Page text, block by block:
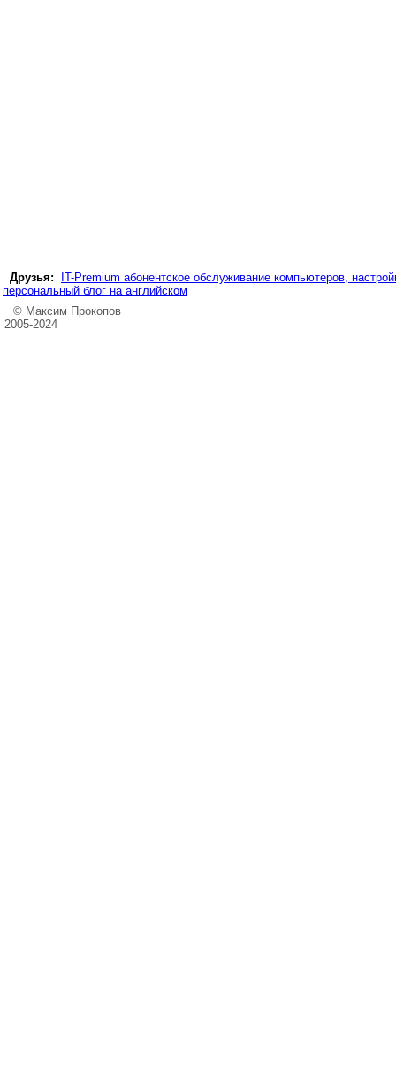
Друзья:
IT-Premium абонентское обслуживание компьютеров,
персональный блог на английском
© Максим Прокопов
2005-2024